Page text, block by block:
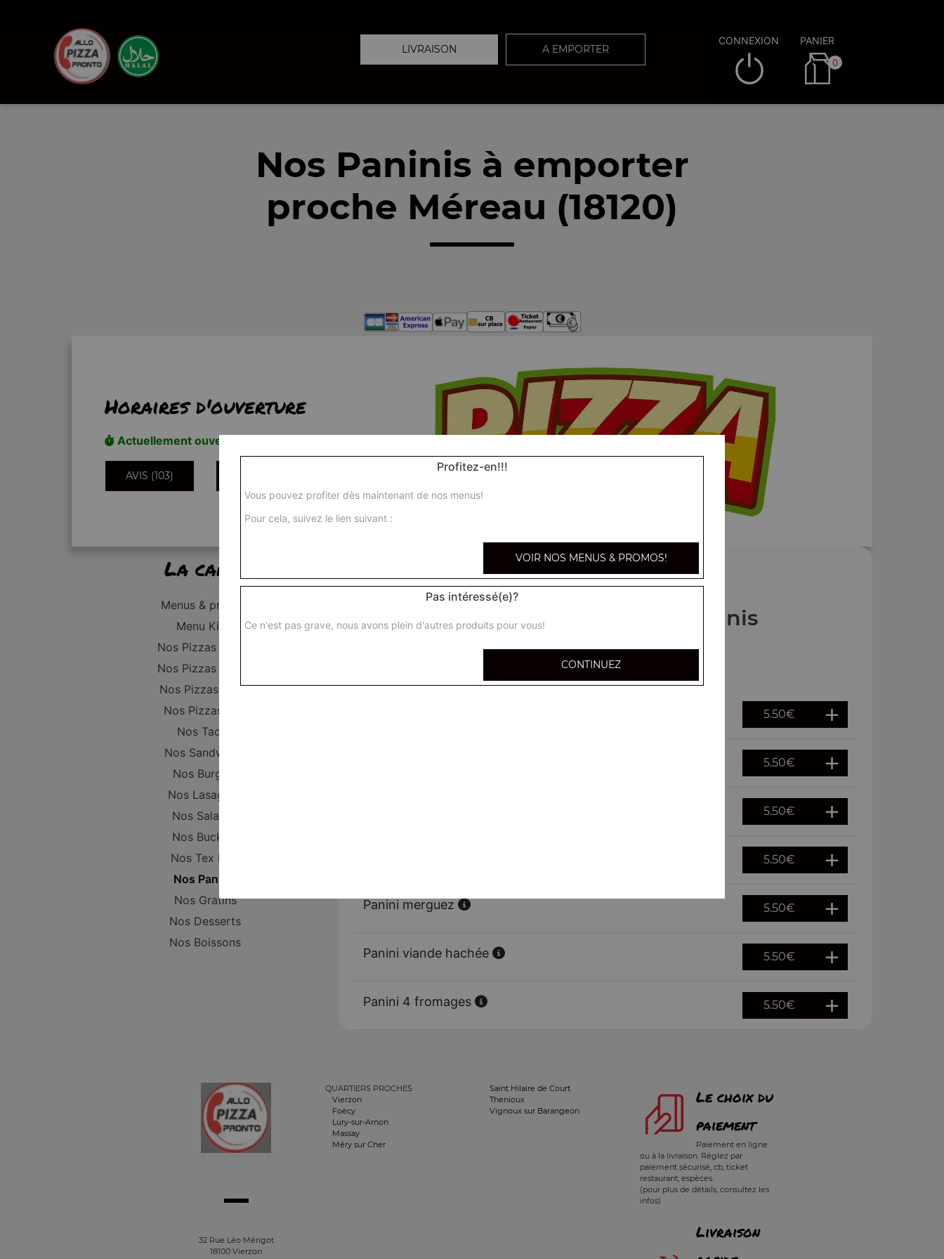
LIVRAISON A EMPORTER
CONNEXION PANIER
0
Nos Paninis à emporter
proche Méreau (18120)
Horaires d'ouverture
Actuellement ouvert
AVIS (103)
La carte
Menus & promos
Menu Kid's
Nos Pizzas Junior
Nos Pizzas Sénior
Nos Pizzas Méga
Nos Pizzas XXL
Nos Tacos
Nos Sandwichs
Nos Burgers
Nos Lasagnes
Nos Salades
Nos Buckets
Nos Tex Mex
Nos Paninis
Nos Gratins
Nos Desserts
Nos Boissons
Nos Paninis
5.50€
5.50€
5.50€
5.50€
Panini merguez 5.50€
Panini viande hachée 5.50€
Panini 4 fromages 5.50€
32 Rue Léo Mérigot
18100 Vierzon
QUARTIERS PROCHES
Vierzon
Foëcy
Lury-sur-Arnon
Massay
Méry sur Cher
Saint Hilaire de Court
Thenioux
Vignoux sur Barangeon
Le choix du
paiement
Paiement en ligne
ou à la livraison. Réglez par
paiement sécurisé, cb, ticket
restaurant, espèces.
(pour plus de détails, consultez les
infos)
Livraison
Profitez-en!!!
Vous pouvez profiter dès maintenant de nos menus!
Pour cela, suivez le lien suivant :
VOIR NOS MENUS & PROMOS!
Pas intéressé(e)?
Ce n'est pas grave, nous avons plein d'autres produits pour vous!
CONTINUEZ